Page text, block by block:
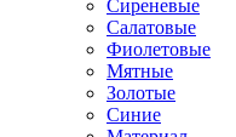
Сиреневые
Салатовые
Фиолетовые
Мятные
Золотые
Синие